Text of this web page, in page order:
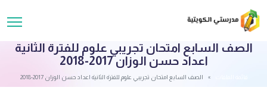
الصف السابع امتحان تجريبي علوم للفترة الثانية
اعداد حسن الوزان 2017-2018
الصف السابع امتحان تجريبي علوم للفترة الثانية اعداد حسن الوزان 2017-2018